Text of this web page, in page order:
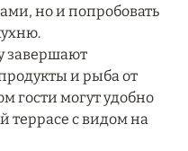
но и попробовать
завершают
и рыба от
гости могут удобно
террасе с видом на